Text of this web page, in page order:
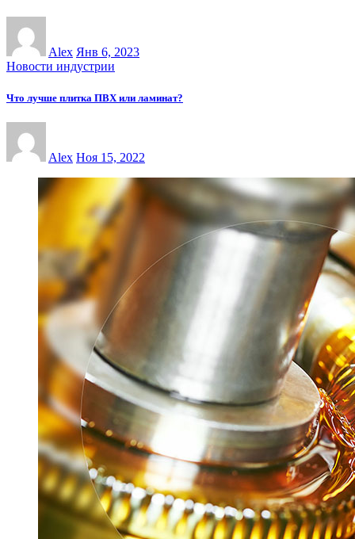
Alex Янв 6, 2023
Новости индустрии
Что лучше плитка ПВХ или ламинат?
Alex Ноя 15, 2022